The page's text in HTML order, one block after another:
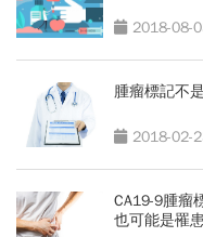
2018-08-
腫瘤標記不
2018-02-
CA19-9腫瘤
也可能是罹